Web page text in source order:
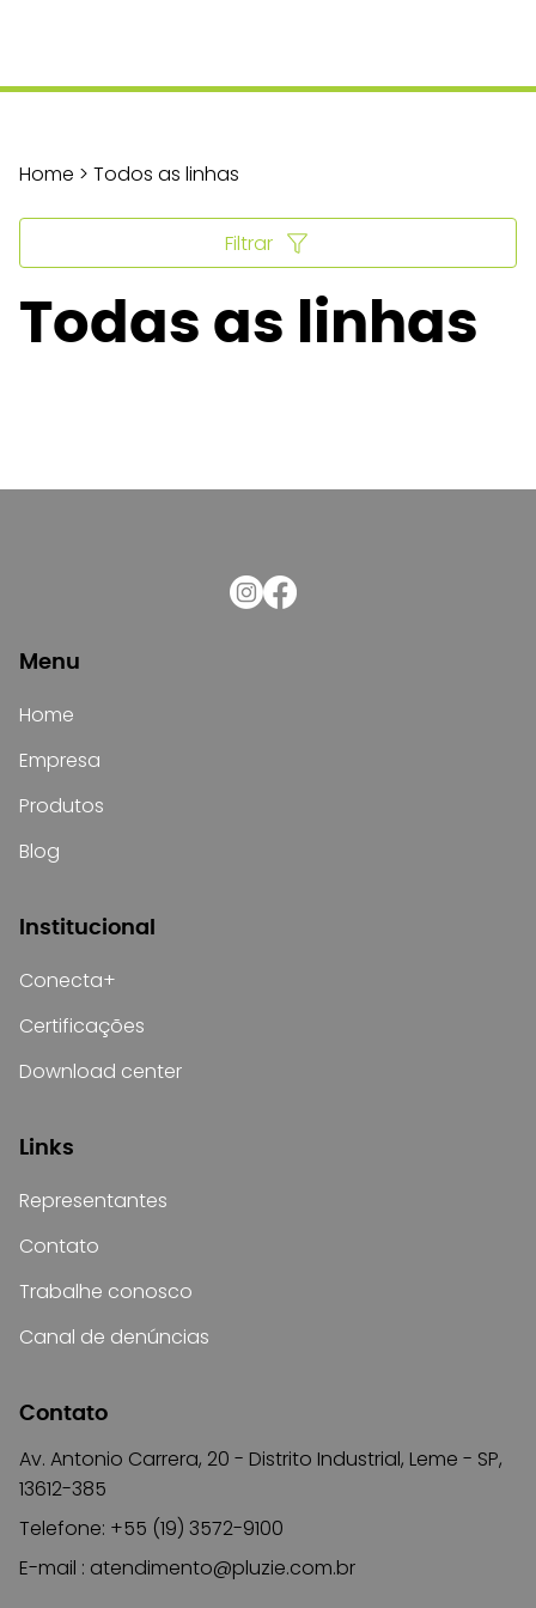
Todas as linhas
Home > Todos as linhas
Filtrar
Menu
Home
Empresa
Produtos
Blog
Institucional
Conecta+
Certificações
Download center
Links
Representantes
Contato
Trabalhe conosco
Canal de denúncias
Contato
Av. Antonio Carrera, 20 - Distrito Industrial, Leme - SP,
13612-385
Telefone: +55 (19) 3572-9100
E-mail : atendimento@pluzie.com.br